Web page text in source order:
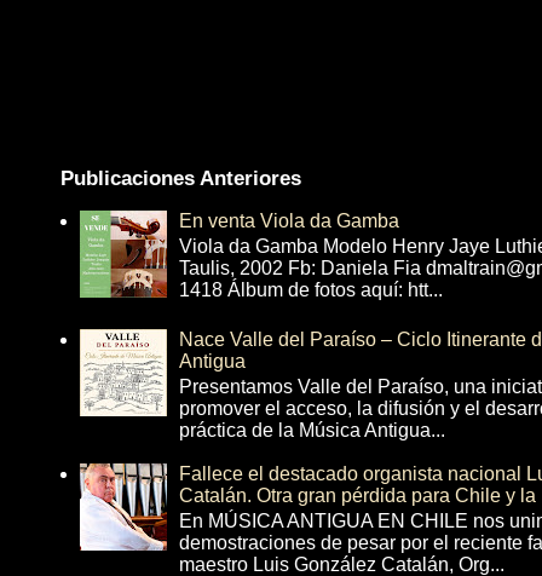
Publicaciones Anteriores
En venta Viola da Gamba
Viola da Gamba Modelo Henry Jaye
Taulis, 2002 Fb: Daniela Fia
1418 Álbum de fotos aquí: htt...
Nace Valle del Paraíso – Ciclo Itinerante
Antigua
Presentamos Valle del Paraíso, una
promover el acceso, la difusión y el
práctica de la Música Antigua...
Fallece el destacado organista nacional
Catalán. Otra gran pérdida para Chile y la
En MÚSICA ANTIGUA EN CHILE nos
demostraciones de pesar por el reciente
maestro Luis González Catalán, Org...